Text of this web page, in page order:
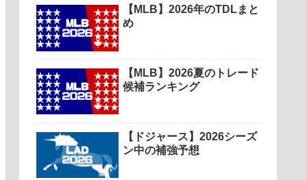
【MLB】2026年のTDLまと
め
【MLB】2026夏のトレード
候補ランキング
【ドジャース】2026シーズ
ン中の補強予想